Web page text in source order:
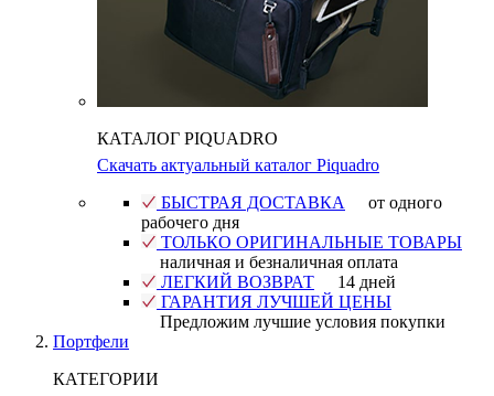
КАТАЛОГ PIQUADRO
Скачать актуальный каталог Piquadro
БЫСТРАЯ ДОСТАВКА
от одного
рабочего дня
ТОЛЬКО ОРИГИНАЛЬНЫЕ ТОВАРЫ
наличная и безналичная оплата
ЛЕГКИЙ ВОЗВРАТ
14 дней
ГАРАНТИЯ ЛУЧШЕЙ ЦЕНЫ
Предложим лучшие условия покупки
Портфели
КАТЕГОРИИ